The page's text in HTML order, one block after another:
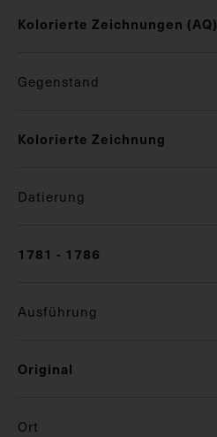
Kolorierte Zeichnungen (AQ)
Gegenstand
Kolorierte Zeichnung
Datierung
1781 - 1786
Ausführung
Original
Ort